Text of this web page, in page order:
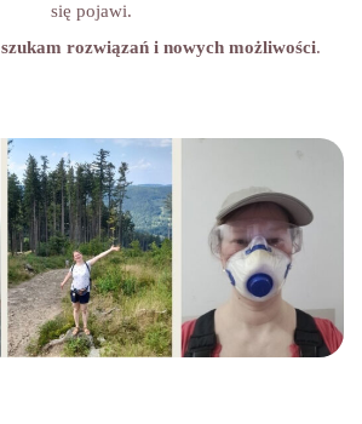
się pojawi.
szukam rozwiązań i nowych możliwości.